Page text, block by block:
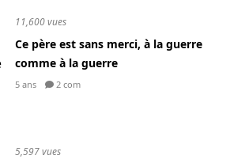
11,600 vues
Ce père est sans merci, à la guerre
comme à la guerre
5 ans 2 com
5,597 vues